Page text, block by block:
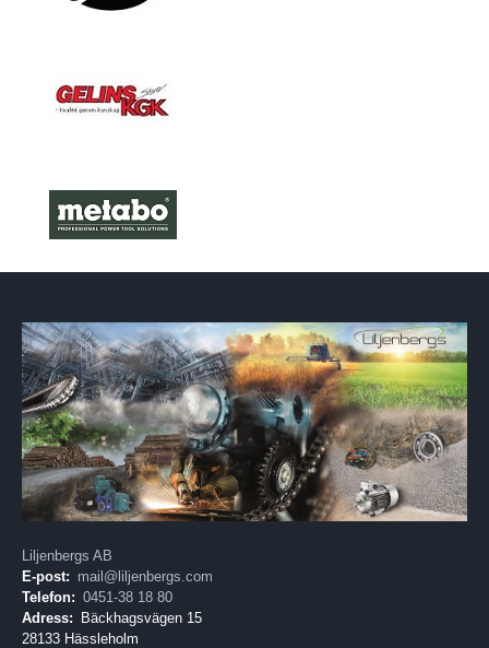
Liljenbergs AB
E-post: mail@liljenbergs.com
Telefon: 0451-38 18 80
Adress:
Bäckhagsvägen 15
28133 Hässleholm